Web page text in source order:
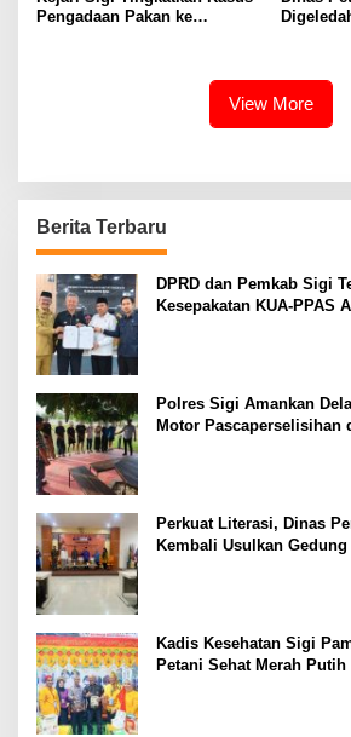
Pengadaan Pakan ke
View More
Berita Terbaru
DPRD dan Pemkab Sigi
Kesepakatan KUA-PPAS
Polres Sigi Amankan
Motor Pascaperselisihan
Perkuat Literasi, Dinas
Kembali Usulkan
Kadis Kesehatan Sigi
Petani Sehat Merah Putih